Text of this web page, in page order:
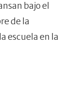
bajo el
de la
escuela en la